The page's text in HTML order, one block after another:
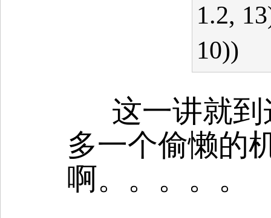
1.2,
10))
这一讲就
多一个偷懒的
啊。。。。。